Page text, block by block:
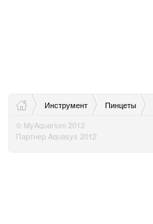
Инструмент Пинцеты
© MyAquarium 2012
Партнер Aquasys 2012